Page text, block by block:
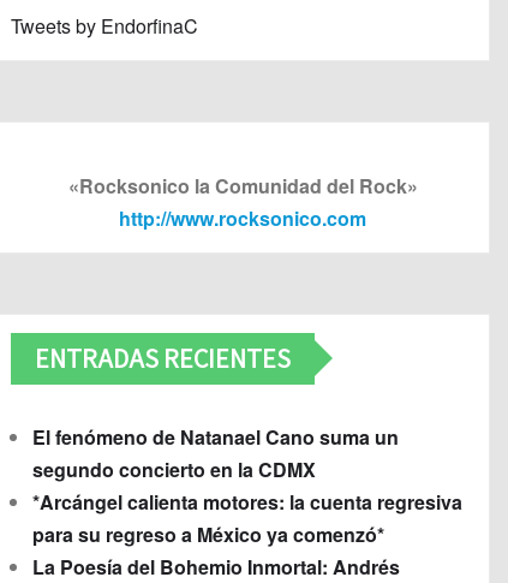
Tweets by EndorfinaC
«Rocksonico la Comunidad del Rock»
http://www.rocksonico.com
ENTRADAS RECIENTES
El fenómeno de Natanael Cano suma un
segundo concierto en la CDMX
*Arcángel calienta motores: la cuenta regresiva
para su regreso a México ya comenzó*
La Poesía del Bohemio Inmortal: Andrés